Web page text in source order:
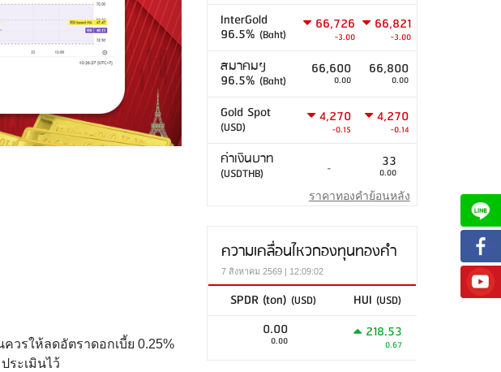
ควรให้ลดอัตราดอกเบี้ย 0.25%
ระเมินไว้
InterGold
96.5% (Baht)
66,726
-3.00
66,821
-3.00
สมาคมฯ
96.5% (Baht)
66,600
0.00
66,800
0.00
Gold Spot
(USD)
4,270
-0.15
4,270
-0.14
ค่าเงินบาท
(USDTHB) - 33
0.00
ราคาทองคำย้อนหลัง
ความเคลื่อนไหวกองทุนทองคำ
7 สิงหาคม 2569 | 12:09:02
SPDR (ton) (USD) HUI (USD)
0.00
0.00 218.53
0.67